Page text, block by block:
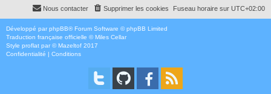
Fuseau horaire sur UTC+02:00
Supprimer les cookies
Nous contacter
Développé par phpBB® Forum Software © phpBB Limited
Traduction française officielle ©Miles Cellar
Style proflat par ©Mazeltof 2017
Confidentialité | Conditions